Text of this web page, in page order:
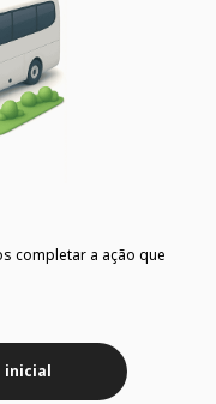
completar a ação que
inicial